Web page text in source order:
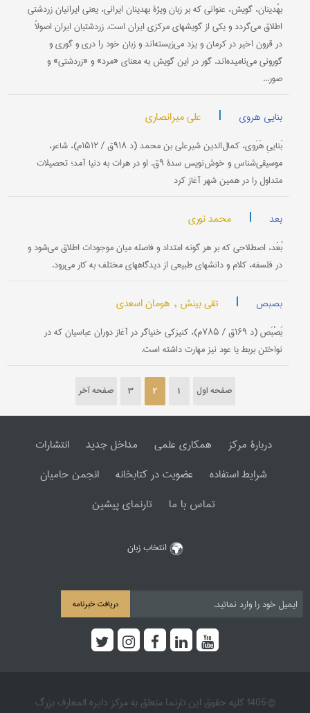
بهْدینان‌، گویش‌، عنوانی‌ كه‌ بر زبان‌ ویژۀ بهدینان‌ ایرانی‌، یعنی‌ ایرانیان‌ زردشتی‌
اطلاق‌ می‌گردد و یكی‌ از گویشهای‌ مركزی‌ ایران‌ است‌. زردشتیان‌ ایران‌ اصولاً
در قرون‌ اخیر در كرمان‌ و یزد می‌زیسته‌اند و زبان‌ خود را دری‌ و گوری‌ و
گورونی می‌نامیده‌اند. گور در این‌ گویش‌ به‌ معنای «مرد» و «زردشتی‌» و
صور...
بنایی هروی | علی میرانصاری
بَناییِ هَرَوی، كمال‌الدین شیرعلی بن محمد (د ۹۱۸ق / ۱۵۱۲م)، شاعر،
موسیقی‌شناس و خوش‌نویس سدۀ ۹ق. او در هرات به دنیا آمد؛ تحصیلات
متداول را در همین شهر آغاز كرد
بعد | محمد نوری
بُعْد، اصطلاحی كه بر هر گونه امتداد و فاصله میان موجودات‌ اطلاق‌ می‌شود و
در فلسفه‌، كلام‌ و دانشهای‌ طبیعی‌ از دیدگاههای‌ مختلف‌ به‌ كار می‌رود.
بصبص | تقی بینش , هومان اسعدی
بَصْبَص‌ (د ۱۶۹ق‌ / ۷۸۵م‌)، كنیزكی‌ خنیاگر در آغاز دوران‌ عباسیان‌ كه‌ در
نواختن‌ بربط یا عود نیز مهارت‌ داشته‌ است‌.
صفحه اول 1
2
3 صفحه آخر
دربارۀ مرکز همکاری علمی مداخل جدید
انتشارات
شرایط استفاده
عضویت در کتابخانه
انجمن حامیان
تماس با ما
تارنمای پیشین
انتخاب زبان
دریافت خبرنامه
© 1405 کلیه حقوق این تارنما متعلق به مرکز دایره المعارف بزرگ